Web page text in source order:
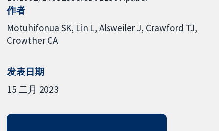
作者
Motuhifonua SK Lin L Alsweiler J Crawford TJ
Crowther CA
发表日期
15 二月 2023